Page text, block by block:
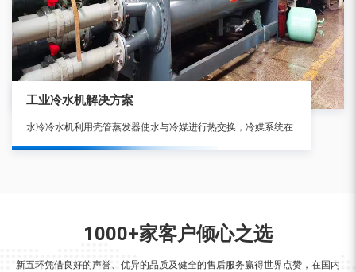
工业冷水机解决方案
水冷冷水机利用壳管蒸发器使水与冷媒进行热交换，冷媒系统在吸收水中的热负荷，使水降温产生冷水后，通过压缩机的作用将热量带至壳管式冷凝器，由冷媒与水进行热交换，使水吸收热量后通过水管将热量带出外部散失。
1000+家客户倾心之选
新五环凭借良好的声誉、优异的品质及健全的售后服务赢得世界点赞，在国内